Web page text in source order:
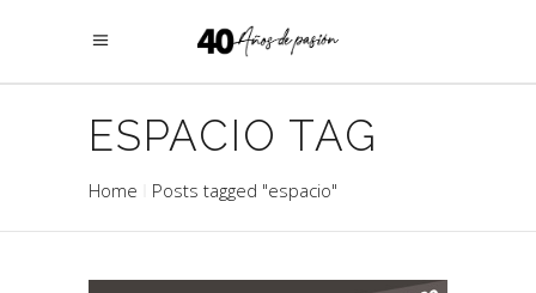
ESPACIO TAG
Home Posts tagged "espacio"